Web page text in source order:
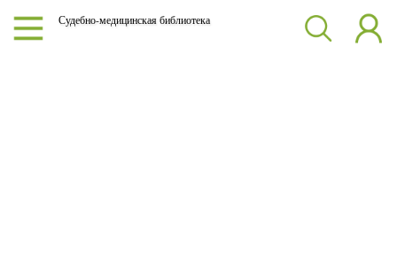
Судебно-медицинская библиотека